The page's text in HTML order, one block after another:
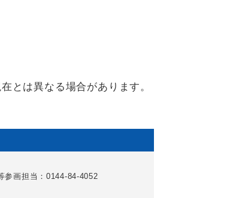
とは異なる場合があります。
参画担当：0144-84-4052